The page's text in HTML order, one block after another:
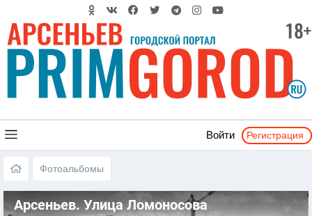
Войти Регистрация
Фотоальбомы
Арсеньев. Улица Ломоносова